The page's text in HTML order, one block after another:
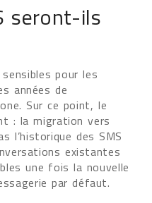
seront-ils
pour les
années de
Sur ce point, le
: la migration vers
l’historique des SMS
existantes
une fois la nouvelle
par défaut.